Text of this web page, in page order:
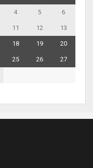
4 5 6
11 12 13
18 19 20
25 26 27